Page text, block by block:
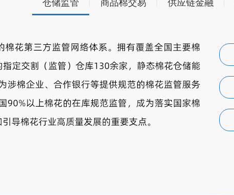
仓储监管 商品棉交易 供应链金融